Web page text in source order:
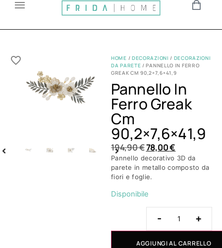
HOME / DECORAZIONI / DECORAZIONI
DA PARETE / PANNELLO IN FERRO
GREAK CM 90,2×7,6×41,9
Pannello In
Ferro Greak
Cm
90,2×7,6×41,9
194,90€78,00€
Pannello decorativo 3D da
parete in metallo composto da
fiori e foglie.
Disponibile
- +
AGGIUNGI AL CARRELLO